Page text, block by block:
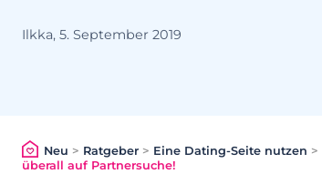
Ilkka, 5. September 2019
Neu > Ratgeber > Eine Dating-Seite nutzen >
überall auf Partnersuche!